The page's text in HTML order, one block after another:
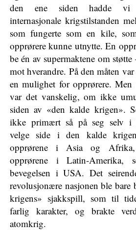
den ene siden hadde vi
internasjonale krigstilstanden
som fungerte som en kile,
opprørere kunne utnytte. En
be én av supermaktene om
mot hverandre. På den måten
en mulighet for opprørere. Men
var det vanskelig, om ikke
siden av «den kalde krigen».
ikke primært så på seg selv i
velge side i den kalde
opprørene i Asia og Afrika,
opprørene i Latin-Amerika,
bevegelsen i USA. Det
revolusjonære nasjonen ble bare
krigens» sjakkspill, som til
farlig karakter, og brakte
atomkrig.